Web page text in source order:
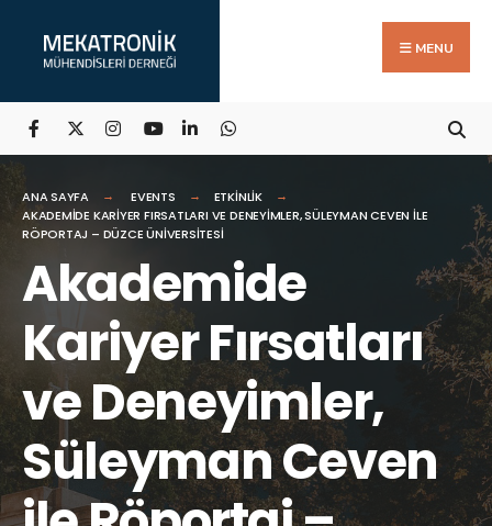
MENU
ANA SAYFA EVENTS
ETKINLIK
AKADEMIDE KARIYER FIRSATLARI VE DENEYIMLER, SÜLEYMAN CEVEN ILE
RÖPORTAJ – DÜZCE ÜNIVERSITESI
Akademide
Kariyer Fırsatları
ve Deneyimler,
Süleyman Ceven
for: